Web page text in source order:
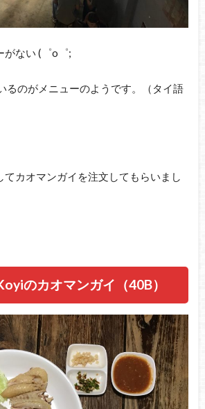
がない (゜o゜;
るのがメニューのようです。（タイ語
てカオマンガイを注文してもらいまし
のカオマンガイ（40B）